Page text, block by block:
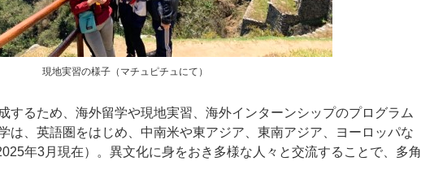
現地実習の様子（マチュピチュにて）
するため、海外留学や現地実習、海外インターンシップのプログラム
は、英語圏をはじめ、中南米や東アジア、東南アジア、ヨーロッパな
年3月現在）。異文化に身をおき多様な人々と交流することで、多角